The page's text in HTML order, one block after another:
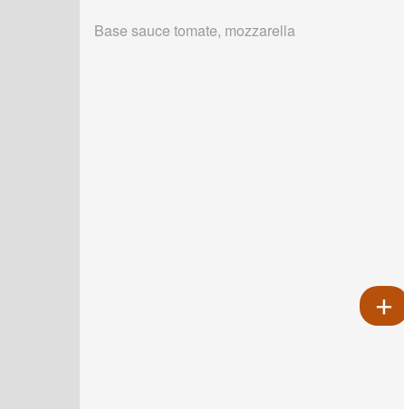
Base sauce tomate, mozzarella